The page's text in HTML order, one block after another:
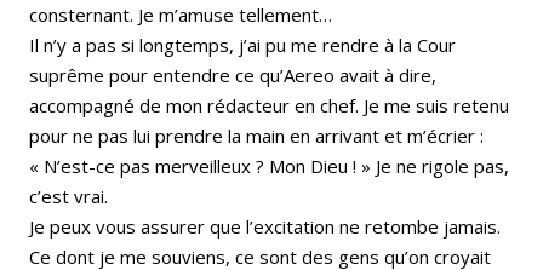
consternant. Je m’amuse tellement…
Il n’y a pas si longtemps, j’ai pu me rendre à la Cour
suprême pour entendre ce qu’Aereo avait à dire,
accompagné de mon rédacteur en chef. Je me suis retenu
pour ne pas lui prendre la main en arrivant et m’écrier :
« N’est-ce pas merveilleux ? Mon Dieu ! » Je ne rigole pas,
c’est vrai.
Je peux vous assurer que l’excitation ne retombe jamais.
Ce dont je me souviens, ce sont des gens qu’on croyait